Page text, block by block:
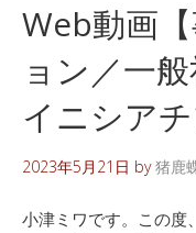
Web動画
ョン／一
イニシア
2023年5月21日 by猪鹿
小津ミワです。この度